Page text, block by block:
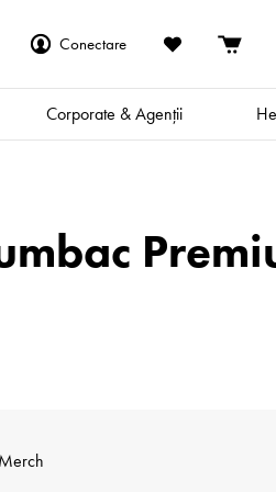
Conectare
Corporate & Agenții